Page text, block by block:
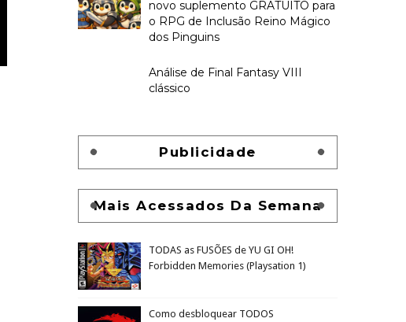
novo suplemento GRATUITO para
o RPG de Inclusão Reino Mágico
dos Pinguins
Análise de Final Fantasy VIII
clássico
Publicidade
Mais Acessados Da Semana
TODAS as FUSÕES de YU GI OH!
Forbidden Memories (Playsation 1)
Como desbloquear TODOS